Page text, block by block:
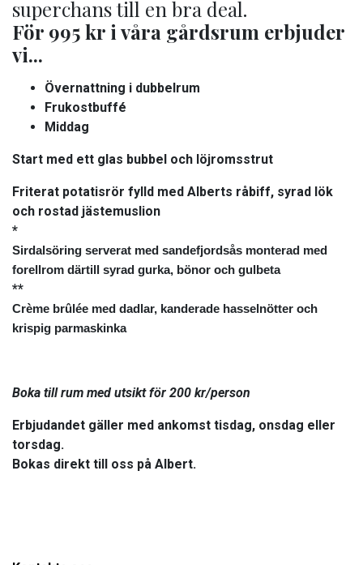
superchans till en bra deal.
För 995 kr i våra gårdsrum erbjuder
vi...
Övernattning i dubbelrum
Frukostbuffé
Middag
Start med ett glas bubbel och löjromsstrut
Friterat potatisrör fylld med Alberts råbiff, syrad lök
och rostad jästemuslion
*
Sirdalsöring serverat med sandefjordsås monterad med
forellrom därtill syrad gurka, bönor och gulbeta
**
Crème brûlée med dadlar, kanderade hasselnötter och
krispig parmaskinka
Boka till rum med utsikt för 200 kr/person
Erbjudandet gäller med ankomst tisdag, onsdag eller
torsdag.
Bokas direkt till oss på Albert.